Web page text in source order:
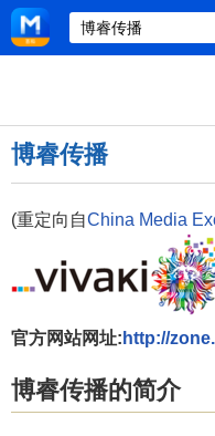
博睿传播
(重定向自China Media
官方网站网址: http://
博睿传播的简介